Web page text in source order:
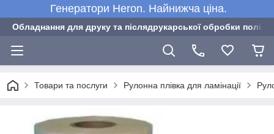
Генератори Heron. Найнижча ціна.
Обладнання для друку та післядрукарської обробки
Товари та послуги Рулонна плівка для ламінації